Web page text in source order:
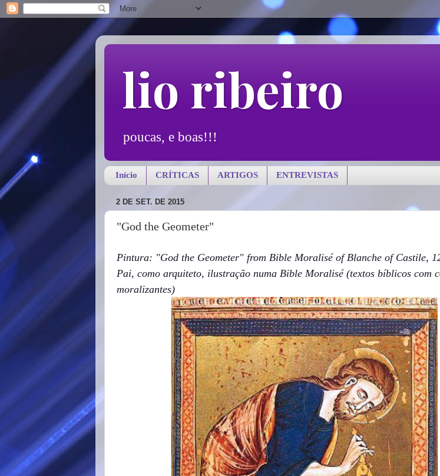
lio ribeiro
poucas, e boas!!!
Início CRÍTICAS ARTIGOS ENTREVISTAS
2 DE SET. DE 2015
"God the Geometer"
Pintura: "God the Geometer" from Bible Moralisé of Blanche of Castile,
Pai, como arquiteto, ilustração numa Bible Moralisé (textos bíblicos com
moralizantes)